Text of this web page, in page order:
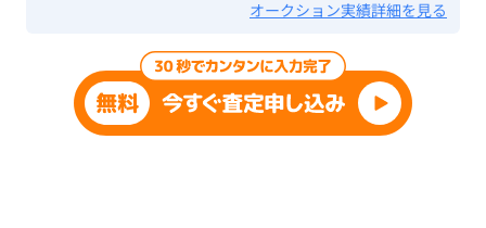
オークション実績詳細を見る